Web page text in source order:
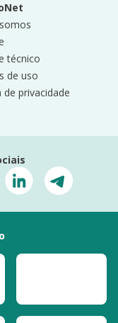
técnico
de uso
de privacidade